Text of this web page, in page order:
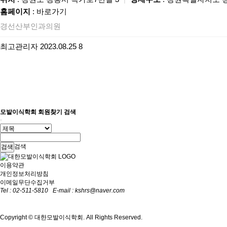
홈페이지 : 바로가기
경선산부인과의원
최고관리자 2023.08.25 8
모발이식학회 회원찾기 검색
검색
이용약관
개인정보처리방침
이메일무단수집거부
Tel : 02-511-5810
E-mail : kshrs@naver.com
Copyright © 대한모발이식학회. All Rights Reserved.